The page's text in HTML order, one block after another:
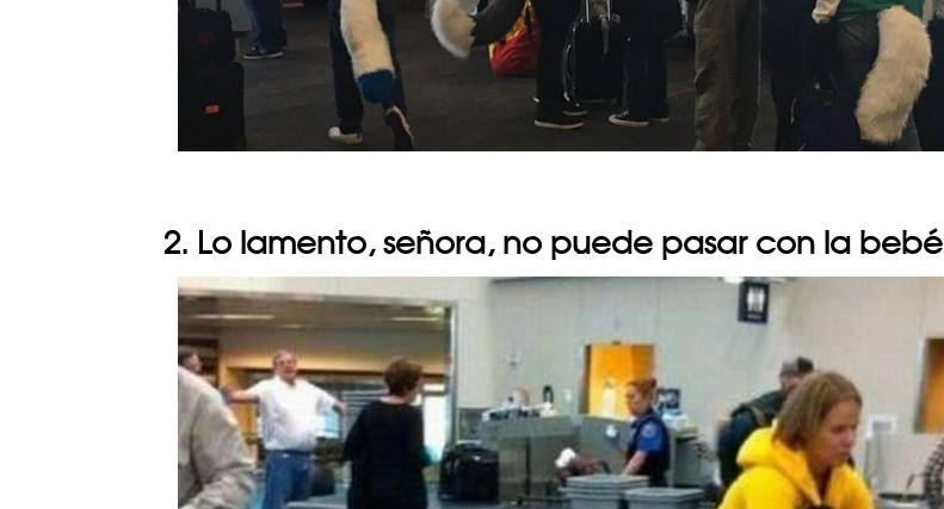
2. Lo lamento, señora, no puede pasar con la bebé